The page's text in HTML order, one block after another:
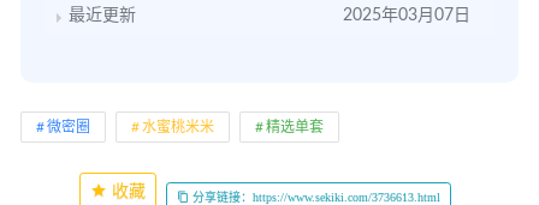
最近更新 2025年03月07日
微密圈 水蜜桃米米 精选单套
收藏 分享链接：https://www.sekiki.com/3736613.html